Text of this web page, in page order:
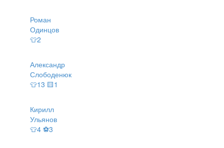
Роман
Одинцов
👕2
Александр
Слободенюк
👕13 🟨1
Кирилл
Ульянов
👕4 ⚽3